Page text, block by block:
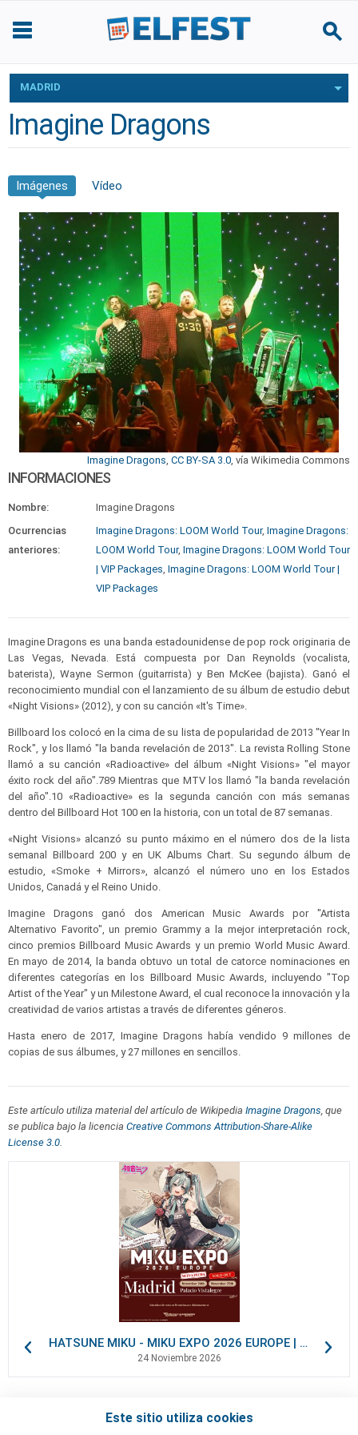
MADRID
Imagine Dragons
Imágenes Vídeo
Imagine Dragons, CC BY-SA 3.0, vía Wikimedia Commons
INFORMACIONES
Nombre:
Imagine Dragons
Ocurrencias
anteriores:
Imagine Dragons: LOOM World Tour, Imagine Dragons:
LOOM World Tour, Imagine Dragons: LOOM World Tour
| VIP Packages, Imagine Dragons: LOOM World Tour |
VIP Packages
Imagine Dragons es una banda estadounidense de pop rock originaria de
Las Vegas, Nevada. Está compuesta por Dan Reynolds (vocalista,
baterista), Wayne Sermon (guitarrista) y Ben McKee (bajista). Ganó el
reconocimiento mundial con el lanzamiento de su álbum de estudio debut
«Night Visions» (2012), y con su canción «It's Time».
Billboard los colocó en la cima de su lista de popularidad de 2013 "Year In
Rock", y los llamó "la banda revelación de 2013".​ La revista Rolling Stone
llamó a su canción «Radioactive» del álbum «Night Visions» "el mayor
éxito rock del año".7​8​9​ Mientras que MTV los llamó "la banda revelación
del año".10​ «Radioactive» es la segunda canción con más semanas
dentro del Billboard Hot 100 en la historia, con un total de 87 semanas.
«Night Visions» alcanzó su punto máximo en el número dos de la lista
semanal Billboard 200 y en UK Albums Chart. Su segundo álbum de
estudio, «Smoke + Mirrors», alcanzó el número uno en los Estados
Unidos, Canadá y el Reino Unido.
Imagine Dragons ganó dos American Music Awards por "Artista
Alternativo Favorito", un premio Grammy a la mejor interpretación rock,
cinco premios Billboard Music Awards y un premio World Music Award.
En mayo de 2014, la banda obtuvo un total de catorce nominaciones en
diferentes categorías en los Billboard Music Awards, incluyendo "Top
Artist of the Year" y un Milestone Award, el cual reconoce la innovación y la
creatividad de varios artistas a través de diferentes géneros.
Hasta enero de 2017, Imagine Dragons había vendido 9 millones de
copias de sus álbumes, y 27 millones en sencillos.
Este artículo utiliza material del artículo de Wikipedia Imagine Dragons, que
se publica bajo la licencia Creative Commons Attribution-Share-Alike
License 3.0.
HATSUNE MIKU - MIKU EXPO 2026 EUROPE | VIP Packages
24 Noviembre 2026
Este sitio utiliza cookies